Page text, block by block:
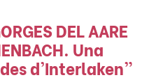
DEL AARE
Una
d’Interlaken”